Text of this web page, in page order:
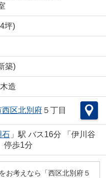
坪)
築)
造
西区北別府５丁目
石」駅 バス16分 「伊川谷
停歩1分
お考えなら「西区北別府５